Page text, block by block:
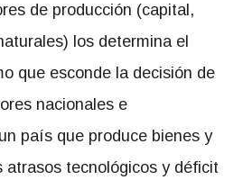
de producción (capital,
los determina el
que esconde la decisión de
nacionales e
país que produce bienes y
atrasos tecnológicos y déficit